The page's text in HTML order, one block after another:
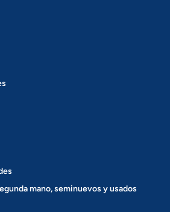
mano, seminuevos y usados